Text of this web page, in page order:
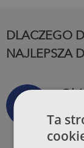
DLACZEGO
NAJLEPSZA
Ta